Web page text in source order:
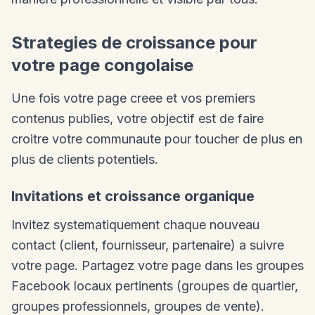
Strategies de croissance pour
votre page congolaise
Une fois votre page creee et vos premiers
contenus publies, votre objectif est de faire
croitre votre communaute pour toucher de plus en
plus de clients potentiels.
Invitations et croissance organique
Invitez systematiquement chaque nouveau
contact (client, fournisseur, partenaire) a suivre
votre page. Partagez votre page dans les groupes
Facebook locaux pertinents (groupes de quartier,
groupes professionnels, groupes de vente).